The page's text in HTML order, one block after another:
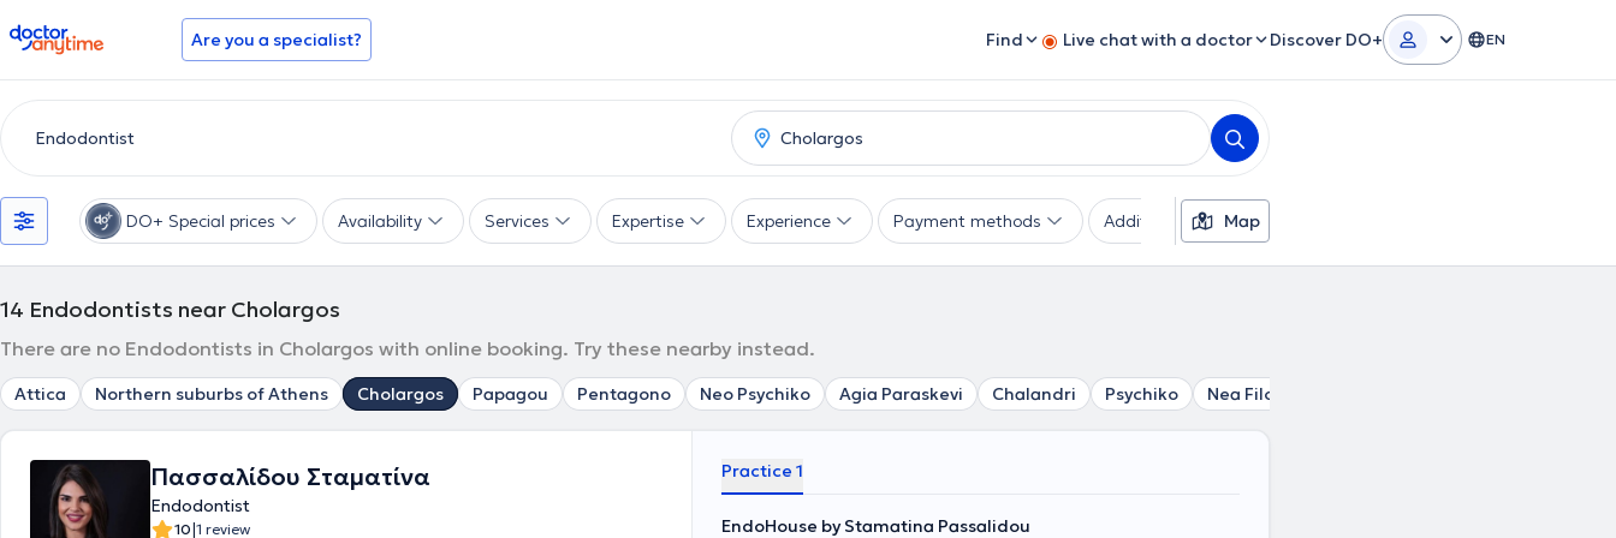
doctoranytime Are you a specialist? Find Live chat with a doctor Discover DO+ EN
DO+ Special prices Availability Services Expertise Experience Payment methods Additional filtersMap
14 Endodontists near Cholargos
There are no Endodontists in Cholargos with online booking. Try these nearby instead.
Attica Northern suburbs of Athens Cholargos Papagou Pentagono Neo Psychiko Agia Paraskevi Chalandri Psychiko Nea Filothei
Πασσαλίδου Σταματίνα
Endodontist
10|1 review
Practice 1
EndoHouse by Stamatina Passalidou